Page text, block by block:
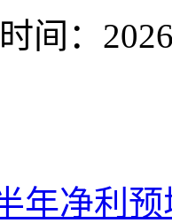
时间：
年净利